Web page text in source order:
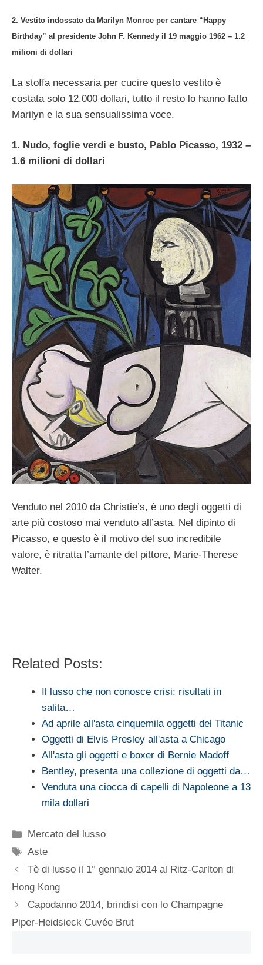
2. Vestito indossato da Marilyn Monroe per cantare “Happy
Birthday” al presidente John F. Kennedy il 19 maggio 1962 – 1.2
milioni di dollari
La stoffa necessaria per cucire questo vestito è
costata solo 12.000 dollari, tutto il resto lo hanno fatto
Marilyn e la sua sensualissima voce.
1. Nudo, foglie verdi e busto, Pablo Picasso, 1932 –
1.6 milioni di dollari
Venduto nel 2010 da Christie’s, è uno degli oggetti di
arte più costoso mai venduto all’asta. Nel dipinto di
Picasso, e questo è il motivo del suo incredibile
valore, è ritratta l’amante del pittore, Marie-Therese
Walter.
Related Posts:
Il lusso che non conosce crisi: risultati in
salita…
Ad aprile all'asta cinquemila oggetti del Titanic
Oggetti di Elvis Presley all'asta a Chicago
All'asta gli oggetti e boxer di Bernie Madoff
Bentley, presenta una collezione di oggetti da…
Venduta una ciocca di capelli di Napoleone a 13
mila dollari
Categorie
Mercato del lusso
Tag
Aste
Tè di lusso il 1° gennaio 2014 al Ritz-Carlton di
Hong Kong
Capodanno 2014, brindisi con lo Champagne
Piper-Heidsieck Cuvée Brut